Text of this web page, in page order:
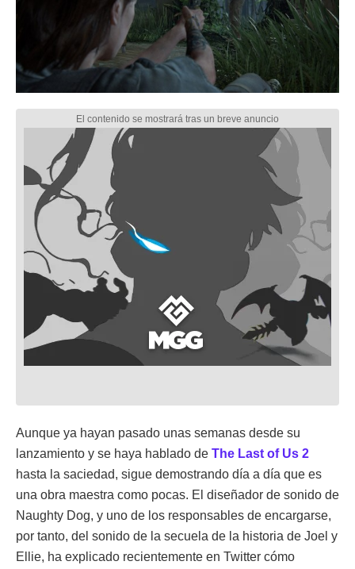
Aunque ya hayan pasado unas semanas desde su
lanzamiento y se haya hablado de The Last of Us 2
hasta la saciedad, sigue demostrando día a día que es
una obra maestra como pocas. El diseñador de sonido de
Naughty Dog, y uno de los responsables de encargarse,
por tanto, del sonido de la secuela de la historia de Joel y
Ellie, ha explicado recientemente en Twitter cómo